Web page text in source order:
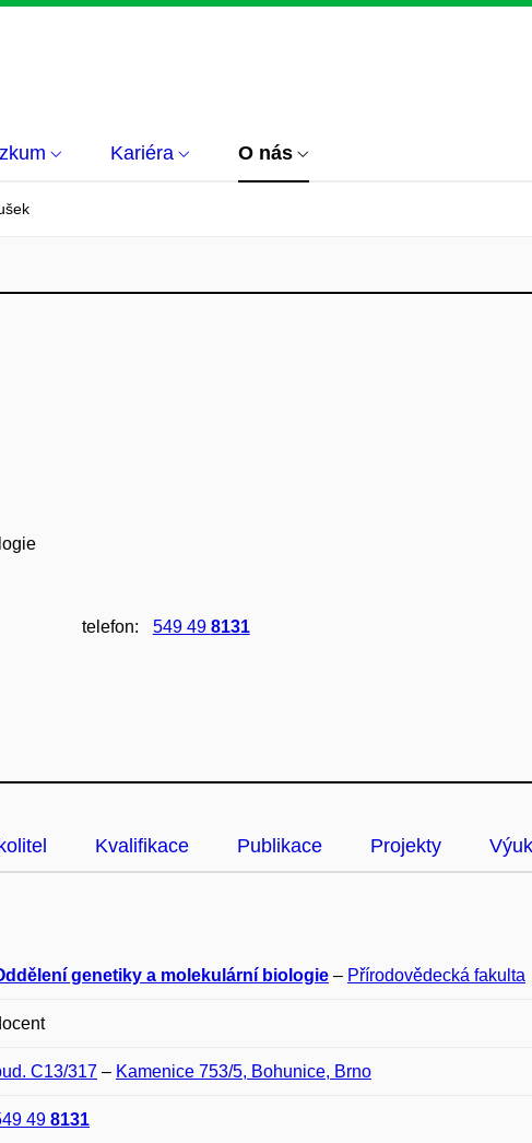
Kariéra O nás
telefon: 549 49 8131
Kvalifikace Publikace Projekty
genetiky a molekulární biologie – Přírodovědecká fakulta
C13/317 – Kamenice 753/5, Bohunice, Brno
49 8131